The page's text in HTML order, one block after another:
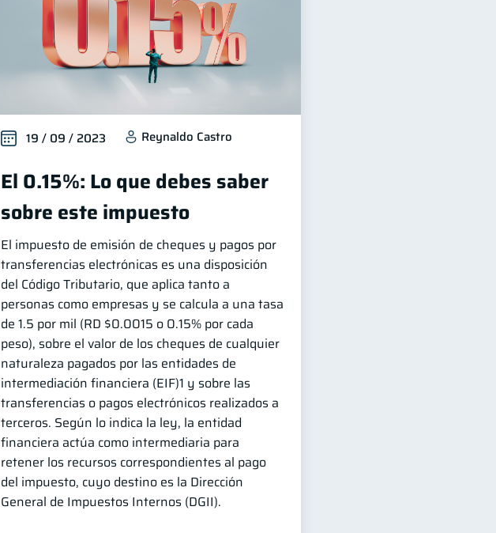
19 / 09 / 2023 Reynaldo Castro
El 0.15%: Lo que debes saber
sobre este impuesto
El impuesto de emisión de cheques y pagos por
transferencias electrónicas es una disposición
del Código Tributario, que aplica tanto a
personas como empresas y se calcula a una tasa
de 1.5 por mil (RD $0.0015 o 0.15% por cada
peso), sobre el valor de los cheques de cualquier
naturaleza pagados por las entidades de
intermediación financiera (EIF)1 y sobre las
transferencias o pagos electrónicos realizados a
terceros. Según lo indica la ley, la entidad
financiera actúa como intermediaria para
retener los recursos correspondientes al pago
del impuesto, cuyo destino es la Dirección
General de Impuestos Internos (DGII).